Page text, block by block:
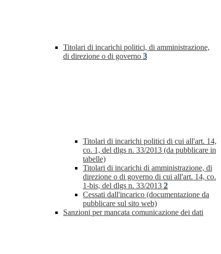
Titolari di incarichi politici, di amministrazione,
di direzione o di governo 3
Titolari di incarichi politici di cui all'art. 14,
co. 1, del dlgs n. 33/2013 (da pubblicare in
tabelle)
Titolari di incarichi di amministrazione, di
direzione o di governo di cui all'art. 14, co.
1-bis, del dlgs n. 33/2013 2
Cessati dall'incarico (documentazione da
pubblicare sul sito web)
Sanzioni per mancata comunicazione dei dati